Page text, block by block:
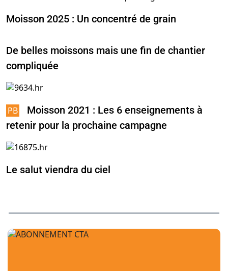
Moisson 2025 : Un concentré de grain
De belles moissons mais une fin de chantier
compliquée
Moisson 2021 : Les 6 enseignements à
retenir pour la prochaine campagne
Le salut viendra du ciel